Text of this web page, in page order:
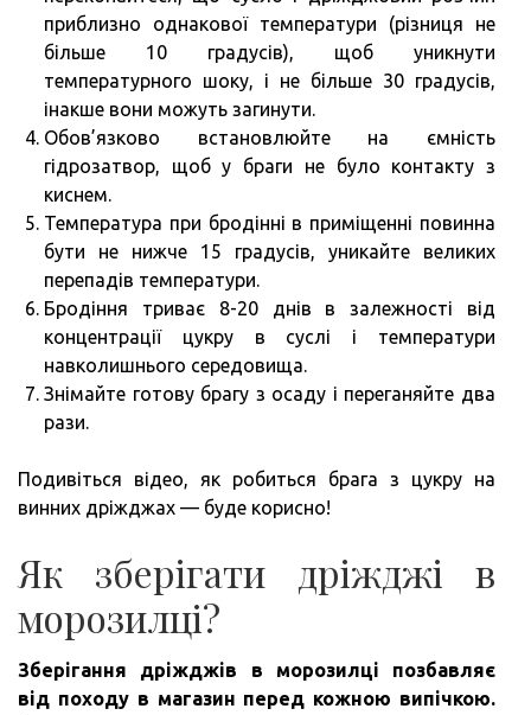
приблизно однакової температури (різниця не
більше 10 градусів), щоб уникнути
температурного шоку, і не більше 30 градусів,
інакше вони можуть загинути.
Обов’язково встановлюйте на ємність
гідрозатвор, щоб у браги не було контакту з
киснем.
Температура при бродінні в приміщенні повинна
бути не нижче 15 градусів, уникайте великих
перепадів температури.
Бродіння триває 8-20 днів в залежності від
концентрації цукру в суслі і температури
навколишнього середовища.
Знімайте готову брагу з осаду і переганяйте два
рази.
Подивіться відео, як робиться брага з цукру на
винних дріжджах — буде корисно!
Як зберігати дріжджі в
морозилці?
Зберігання дріжджів в морозилці позбавляє
від походу в магазин перед кожною випічкою.